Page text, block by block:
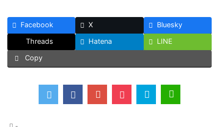
Facebook X
Bluesky
Threads
Hatena
LINE
Copy